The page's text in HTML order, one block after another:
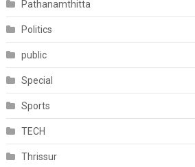
Pathanamthitta
Politics
public
Special
Sports
TECH
Thrissur